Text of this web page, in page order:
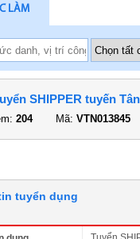
LÀM
SHIPPER tuyến
204 Mã: VTN013845
tuyển dụng